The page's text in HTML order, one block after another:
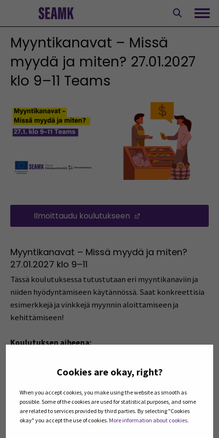
Cookies are okay, right?
When you accept cookies, you make using the website as smooth as
possible. Some of the cookies are used for statistical purposes, and some
are related to services provided by third parties. By selecting "Cookies
okay" you accept the use of cookies. More information about cookies.
Myyntikanavat – Missä
myydä ja miten? 27.01.2027
klo 9–11 Teams
Ilmoittaudu koulutukseen
Myyntikanavat – Missä myydä ja miten?
27.01.2027 klo 9–11
Tässä koulutuksessa tutustutaan eri myyntikanaviin ja
niiden hyödyntämiseen käytännössä. Saat konkreettisia
esimerkkejä ja vinkkejä myynnin aloittamiseen ja
kehittämiseen!
Koulutuksen aiheena:
Eri myyntikanavien esittely
Ohjelma tarkentuu